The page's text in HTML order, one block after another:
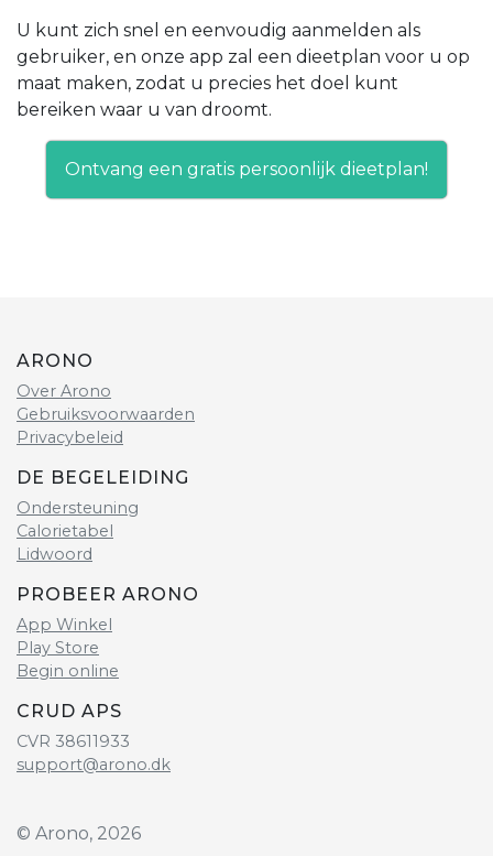
U kunt zich snel en eenvoudig aanmelden als
gebruiker, en onze app zal een dieetplan voor u op
maat maken, zodat u precies het doel kunt
bereiken waar u van droomt.
Ontvang een gratis persoonlijk dieetplan!
ARONO
Over Arono
Gebruiksvoorwaarden
Privacybeleid
DE BEGELEIDING
Ondersteuning
Calorietabel
Lidwoord
PROBEER ARONO
App Winkel
Play Store
Begin online
CRUD APS
CVR 38611933
support@arono.dk
© Arono, 2026